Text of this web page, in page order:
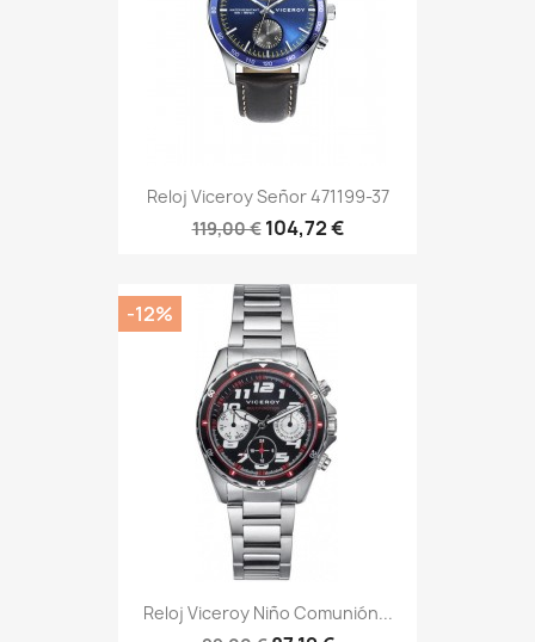
Reloj Viceroy Señor 471199-37
119,00 € 104,72 €
Reloj Viceroy Niño Comunión...
-12%